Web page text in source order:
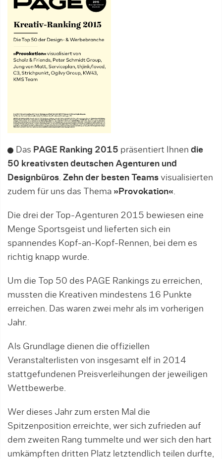
Das PAGE Ranking 2015 präsentiert Ihnen die
50 kreativsten deutschen Agenturen und
Designbüros Zehn der besten Teams visualisierten
zudem für uns das Thema »Provokation«
Die drei der Top-Agenturen 2015 bewiesen eine
Menge Sportsgeist und lieferten sich ein
spannendes Kopf-an-Kopf-Rennen, bei dem es
richtig knapp wurde.
Um die Top 50 des PAGE Rankings zu erreichen,
mussten die Kreativen mindestens 16 Punkte
erreichen. Das waren zwei mehr als im vorherigen
Jahr.
Als Grundlage dienen die offiziellen
Veranstalterlisten von insgesamt elf in 2014
stattgefundenen Preisverleihungen der jeweiligen
Wettbewerbe.
Wer dieses Jahr zum ersten Mal die
Spitzenposition erreichte, wer sich zufrieden auf
dem zweiten Rang tummelte und wer sich den hart
umkämpften dritten Platz letztendlich teilen durfte,